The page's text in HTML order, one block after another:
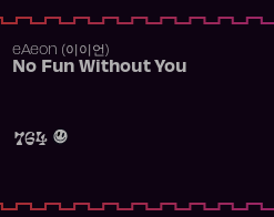
​eAeon (이이언)
No Fun Without You
764